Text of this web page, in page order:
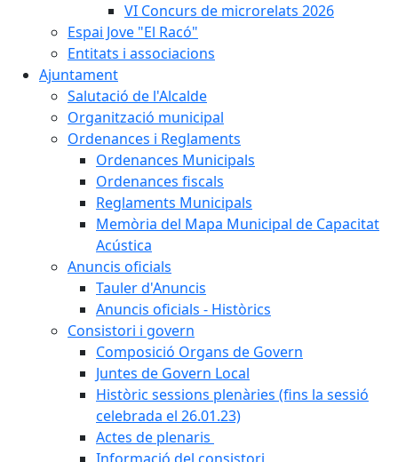
VI Concurs de microrelats 2026
Espai Jove "El Racó"
Entitats i associacions
Ajuntament
Salutació de l'Alcalde
Organització municipal
Ordenances i Reglaments
Ordenances Municipals
Ordenances fiscals
Reglaments Municipals
Memòria del Mapa Municipal de Capacitat
Acústica
Anuncis oficials
Tauler d'Anuncis
Anuncis oficials - Històrics
Consistori i govern
Composició Organs de Govern
Juntes de Govern Local
Històric sessions plenàries (fins la sessió
celebrada el 26.01.23)
Actes de plenaris